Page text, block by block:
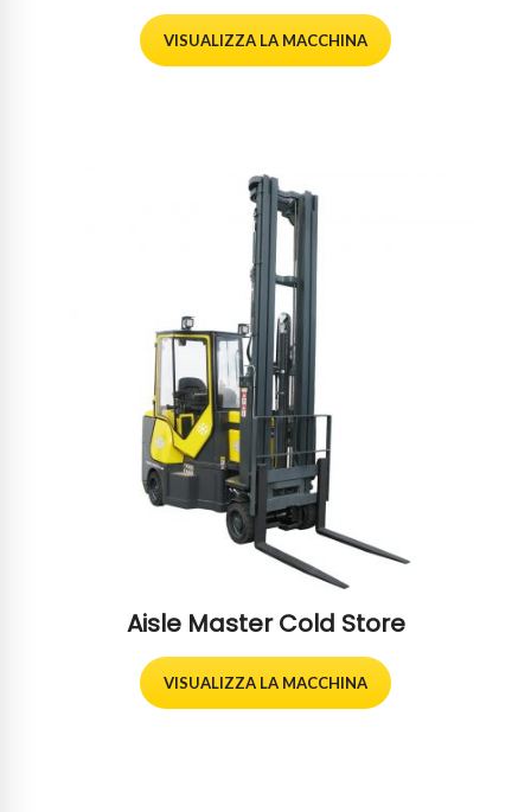
VISUALIZZA LA MACCHINA
Aisle Master Cold Store
VISUALIZZA LA MACCHINA